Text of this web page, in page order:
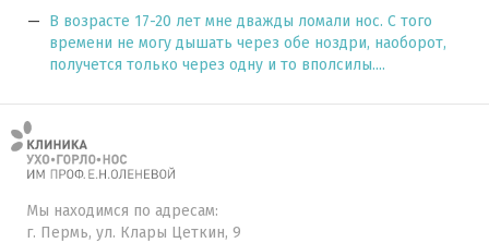
В возрасте 17-20 лет мне дважды ломали нос. С того
времени не могу дышать через обе ноздри, наоборот,
получется только через одну и то вполсилы....
Мы находимся по адресам:
г. Пермь, ул. Клары Цеткин, 9